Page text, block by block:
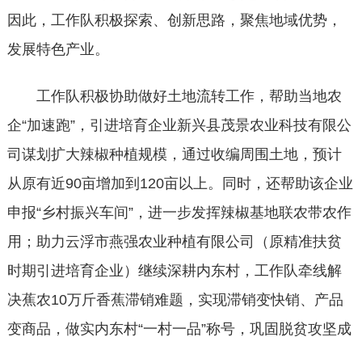
因此，工作队积极探索、创新思路，聚焦地域优势，
发展特色产业。
工作队积极协助做好土地流转工作，帮助当地农
企“加速跑”，引进培育企业新兴县茂景农业科技有限公
司谋划扩大辣椒种植规模，通过收编周围土地，预计
从原有近90亩增加到120亩以上。同时，还帮助该企业
申报“乡村振兴车间”，进一步发挥辣椒基地联农带农作
用；助力云浮市燕强农业种植有限公司（原精准扶贫
时期引进培育企业）继续深耕内东村，工作队牵线解
决蕉农10万斤香蕉滞销难题，实现滞销变快销、产品
变商品，做实内东村“一村一品”称号，巩固脱贫攻坚成